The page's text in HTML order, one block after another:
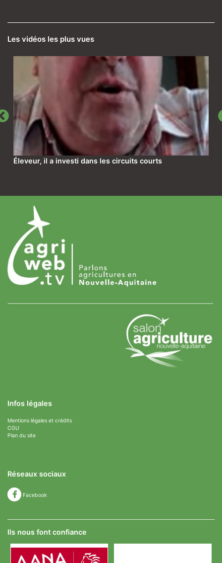
Les vidéos les plus vues
Éleveur, il a investi dans les circuits courts
Infos légales
Mentions légales et crédits
CGU
Plan du site
Réseaux sociaux
Facebook
Ils nous font confiance